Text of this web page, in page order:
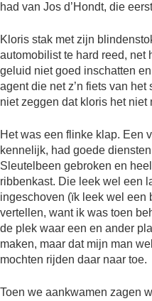
had van Jos d’Hondt, die
Kloris stak met zijn
automobilist te hard reed, net
geluid niet goed inschatten
agent die net z’n fiets van
niet zeggen dat kloris het niet
Het was een flinke klap. Een
kennelijk, had goede
Sleutelbeen gebroken en
ribbenkast. Die leek wel een
ingeschoven (ïk leek wel een
vertellen, want ik was toen
de plek waar een en ander
maken, maar dat mijn man
mochten rijden daar naar toe.
Toen we aankwamen zagen